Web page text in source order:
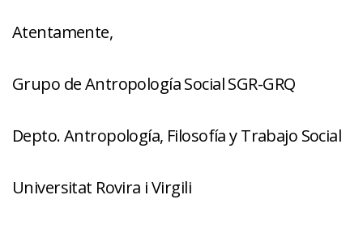
Atentamente,
Grupo de Antropología Social SGR-GRQ
Depto. Antropología, Filosofía y Trabajo Social
Universitat Rovira i Virgili